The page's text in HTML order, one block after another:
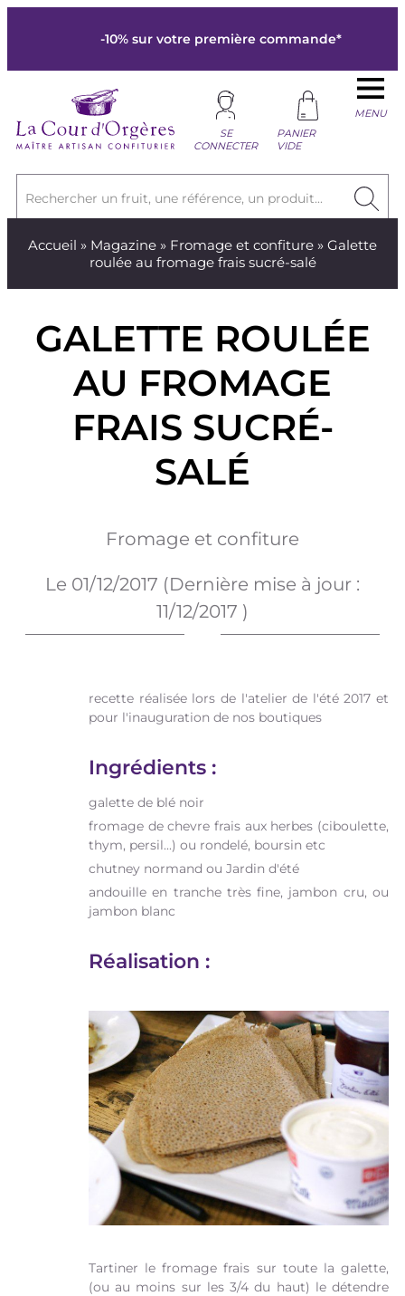
-10% sur votre première commande*
Rechercher un fruit, une référence, un produit...
SE
CONNECTER
PANIER
VIDE
MENU
Accueil » Magazine » Fromage et confiture » Galette
roulée au fromage frais sucré-salé
GALETTE ROULÉE
AU FROMAGE
FRAIS SUCRÉ-
SALÉ
Fromage et confiture
Le 01/12/2017 (Dernière mise à jour :
11/12/2017 )
recette réalisée lors de l'atelier de l'été 2017 et
pour l'inauguration de nos boutiques
Ingrédients :
galette de blé noir
fromage de chevre frais aux herbes (ciboulette,
thym, persil...) ou rondelé, boursin etc
chutney normand ou Jardin d'été
andouille en tranche très fine, jambon cru, ou
jambon blanc
Réalisation :
Tartiner le fromage frais sur toute la galette,
(ou au moins sur les 3/4 du haut) le détendre